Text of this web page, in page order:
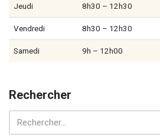
Jeudi 8h30 – 12h30
Vendredi 8h30 – 12h30
Samedi 9h – 12h00
Rechercher